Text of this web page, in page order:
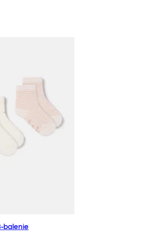
balenie